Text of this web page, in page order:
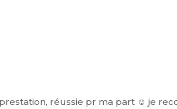
réussie pr ma part ☺️ je